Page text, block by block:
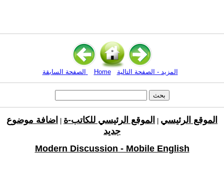
Home المزيد - الصفحة التالية
الموقع الرئيسي الموقع الرئيسي للكاتب-ة
اضافة موضوع
جديد
Modern Discussion - Mobile English